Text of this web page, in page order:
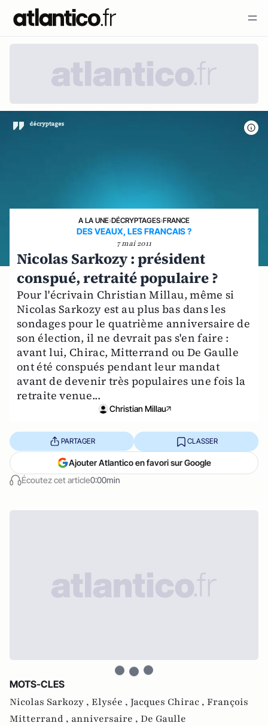
A LA UNE›DÉCRYPTAGES›FRANCE
DES VEAUX, LES FRANCAIS ?
7 mai 2011
Nicolas Sarkozy : président
conspué, retraité populaire ?
Pour l'écrivain Christian Millau, même si
Nicolas Sarkozy est au plus bas dans les
sondages pour le quatrième anniversaire de
son élection, il ne devrait pas s'en faire :
avant lui, Chirac, Mitterrand ou De Gaulle
ont été conspués pendant leur mandat
avant de devenir très populaires une fois la
retraite venue...
Christian Millau
Écoutez cet article0:00min
PARTAGER CLASSER
Ajouter Atlantico en favori sur Google
MOTS-CLES
Nicolas Sarkozy , Elysée , Jacques Chirac , François
Mitterrand , anniversaire , De Gaulle